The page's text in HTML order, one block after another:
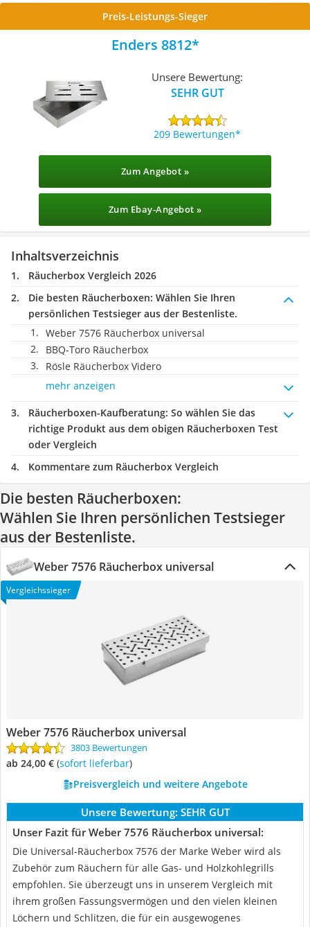
Preis-Leistungs-Sieger
Enders 8812
Unsere Bewertung:
SEHR GUT
209 Bewertungen
Zum Angebot »
Zum Ebay-Angebot »
Inhaltsverzeichnis
Räucherbox Vergleich 2026
Die besten Räucherboxen: Wählen Sie Ihren
persönlichen Testsieger aus der Bestenliste.
Weber 7576 Räucherbox universal
BBQ-Toro Räucherbox
Rösle Räucherbox Videro
mehr anzeigen
Räucherboxen-Kaufberatung: So wählen Sie das
richtige Produkt aus dem obigen Räucherboxen Test
oder Vergleich
Kommentare zum Räucherbox Vergleich
Die besten Räucherboxen:
Wählen Sie Ihren persönlichen Testsieger
aus der Bestenliste.
Weber 7576 Räucherbox universal
Vergleichssieger
Weber 7576 Räucherbox universal
3803 Bewertungen
ab 24,00 € ( Sofort lieferbar)
Preisvergleich und weitere Angebote
Unsere Bewertung: SEHR GUT
Unser Fazit für Weber 7576 Räucherbox universal:
Die Universal-Räucherbox 7576 der Marke Weber wird als
Zubehör zum Räuchern für alle Gas- und Holzkohlegrills
empfohlen. Sie überzeugt uns in unserem Vergleich mit
ihrem großen Fassungsvermögen und den vielen kleinen
Löchern und Schlitzen, die für ein ausgewogenes